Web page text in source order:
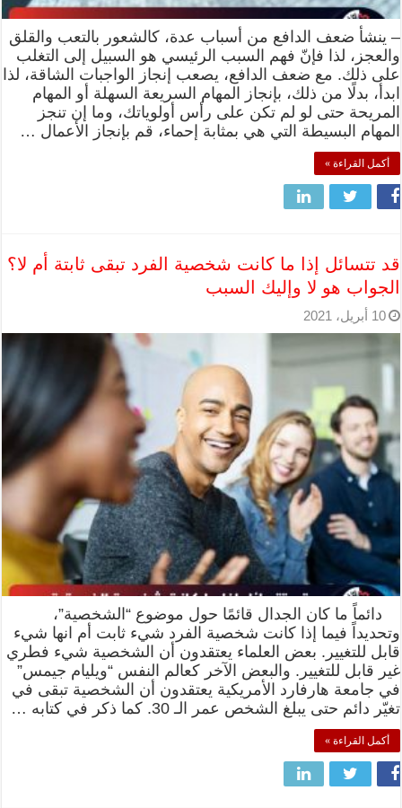
– ينشأ ضعف الدافع من أسباب عدة، كالشعور بالتعب والقلق
والعجز، لذا فإنّ فهم السبب الرئيسي هو السبيل إلى التغلب
على ذلك. مع ضعف الدافع، يصعب إنجاز الواجبات الشاقة، لذا
ابدأ، بدلًا من ذلك، بإنجاز المهام السريعة السهلة أو المهام
المريحة حتى لو لم تكن على رأس أولوياتك، وما إن تنجز
المهام البسيطة التي هي بمثابة إحماء، قم بإنجاز الأعمال …
أكمل القراءة »
قد تتسائل إذا ما كانت شخصية الفرد تبقى ثابتة أم لا؟
الجواب هو لا وإليك السبب
10 أبريل، 2021
دائماً ما كان الجدال قائمًا حول موضوع “الشخصية”،
وتحديداً فيما إذا كانت شخصية الفرد شيء ثابت أم انها شيء
قابل للتغيير. بعض العلماء يعتقدون أن الشخصية شيء فطري
غير قابل للتغيير. والبعض الآخر كعالم النفس “ويليام جيمس”
في جامعة هارفارد الأمريكية يعتقدون أن الشخصية تبقى في
تغيّر دائم حتى يبلغ الشخص عمر الـ 30. كما ذكر في كتابه …
أكمل القراءة »